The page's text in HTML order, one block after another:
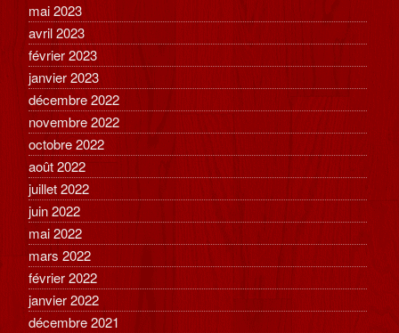
mai 2023
avril 2023
février 2023
janvier 2023
décembre 2022
novembre 2022
octobre 2022
août 2022
juillet 2022
juin 2022
mai 2022
mars 2022
février 2022
janvier 2022
décembre 2021